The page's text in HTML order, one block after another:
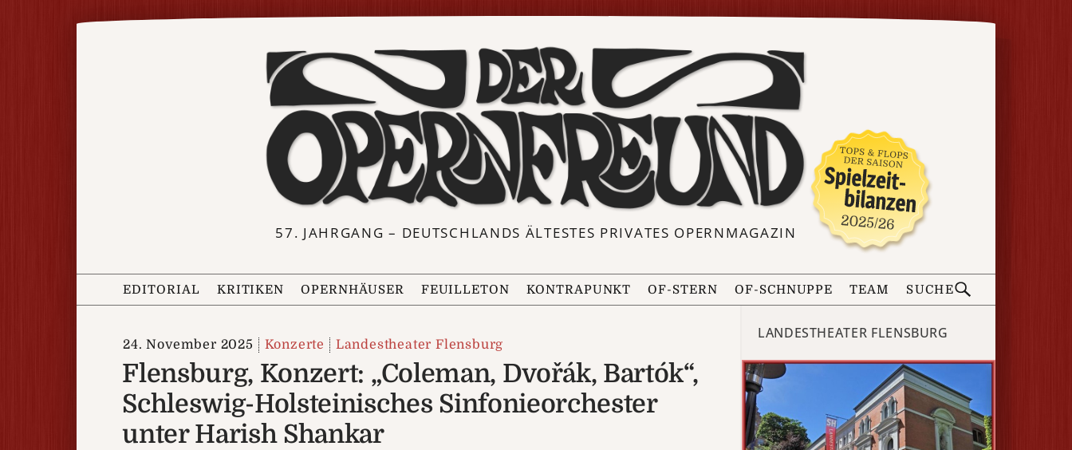
57. JAHRGANG – DEUTSCHLANDS ÄLTESTES PRIVATES OPERNMAGAZIN
EDITORIAL KRITIKEN OPERNHÄUSER FEUILLETON KONTRAPUNKT OF-STERN OF-SCHNUPPE TEAM SUCHE
24. November 2025 Konzerte Landestheater Flensburg
Flensburg, Konzert: „Coleman, Dvořák, Bartók“,
Schleswig-Holsteinisches Sinfonieorchester
unter Harish Shankar
LANDESTHEATER FLENSBURG